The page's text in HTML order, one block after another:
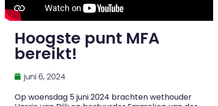
Hoogste punt MFA
bereikt!
juni 6, 2024
Op woensdag 5 juni 2024 brachten wethouder